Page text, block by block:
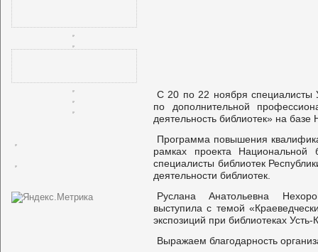
С 20 по 22 ноября специалисты
по дополнительной
деятельность библиотек» на
Программа повышения
рамках проекта Национальной
специалисты библиотек
деятельности библиотек.
Руслана Анатольевна
выступила с темой
экспозиций при библиотеках
Выражаем благодарность